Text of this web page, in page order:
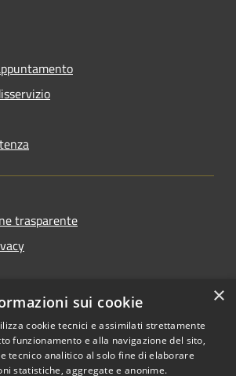
trasparente
accessibilità
×
sui cookie
cookie tecnici e assimilati strettamente
funzionamento e alla navigazione del sito,
tecnico analitico al solo fine di elaborare
statistiche, aggregate e anonime.